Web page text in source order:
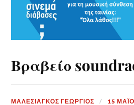
Βραβείο
ΜΑΛΕΣΙΑΓΚΟΣ ΓΕΩΡΓΙΟΣ 15